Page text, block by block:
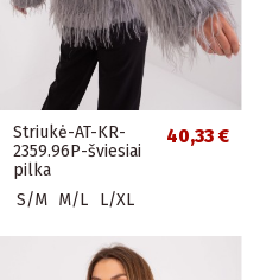
Striukė-AT-KR-
2359.96P-šviesiai
pilka
40,33 €
S/M M/L L/XL